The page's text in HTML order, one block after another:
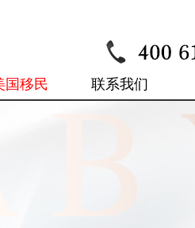
国移民 联系我们